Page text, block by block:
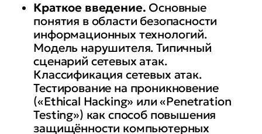
Краткое введение. Основные
понятия в области безопасности
информационных технологий.
Модель нарушителя. Типичный
сценарий сетевых атак.
Классификация сетевых атак.
Тестирование на проникновение
(«Ethical Hacking» или «Penetration
Testing») как способ повышения
защищённости компьютерных